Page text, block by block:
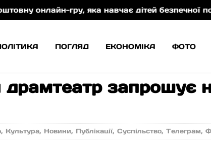
безпечної поведінки та захисту від торгівлі
ПОГЛЯД ЕКОНОМІКА ФОТО
драмтеатр запрошує
, Культура, Новини, Публікації,Суспільство,Телеграм,